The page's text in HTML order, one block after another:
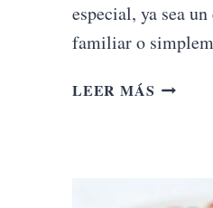
especial, ya sea
familiar o
LEER MÁS TARTA